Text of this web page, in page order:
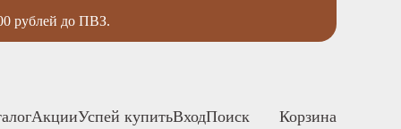
рублей до ПВЗ.
АкцииУспей купитьВходПоиск Корзина